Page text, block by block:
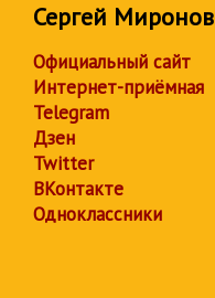
Сергей Миронов
Официальный сайт
Интернет-приёмная
Telegram
Дзен
Twitter
ВКонтакте
Одноклассники